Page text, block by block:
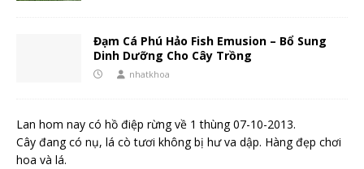
Đạm Cá Phú Hảo Fish Emusion – Bổ Sung
Dinh Dưỡng Cho Cây Trồng
nhatkhoa
Lan hom nay có hồ điệp rừng về 1 thùng 07-10-2013.
Cây đang có nụ, lá cò tươi không bị hư va dập. Hàng đẹp chơi
hoa và lá.